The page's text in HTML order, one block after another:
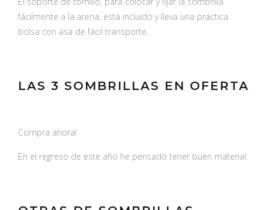
fácilmente a la arena, está incluido y lleva una práctica
bolsa con asa de fácil transporte.
LAS 3 SOMBRILLAS EN OFERTA
Compra ahora!
En el regreso de este año he pensado tener buen material.